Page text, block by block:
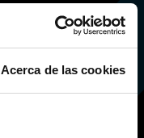
Acerca de las cookies